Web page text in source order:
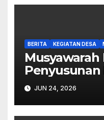
BERITA KEGIATAN DESA
Musyawarah
Penyusunan
2027.
JUN 24, 2026